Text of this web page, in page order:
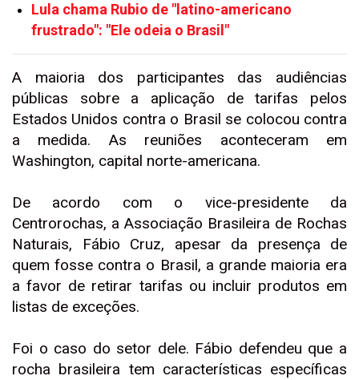
Lula chama Rubio de "latino-americano
frustrado": "Ele odeia o Brasil"
A maioria dos participantes das audiências
públicas sobre a aplicação de tarifas pelos
Estados Unidos contra o Brasil se colocou contra
a medida. As reuniões aconteceram em
Washington, capital norte-americana.
De acordo com o vice-presidente da
Centrorochas, a Associação Brasileira de Rochas
Naturais, Fábio Cruz, apesar da presença de
quem fosse contra o Brasil, a grande maioria era
a favor de retirar tarifas ou incluir produtos em
listas de exceções.
Foi o caso do setor dele. Fábio defendeu que a
rocha brasileira tem características específicas